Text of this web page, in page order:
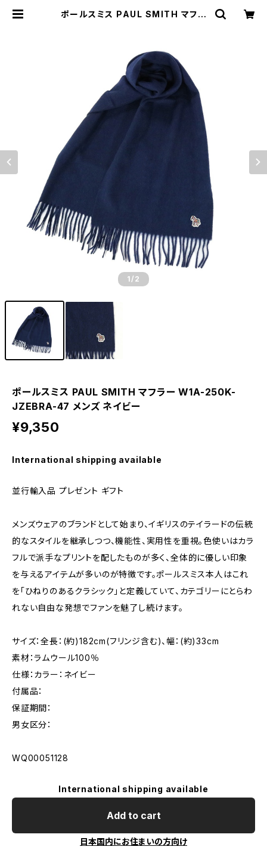
ポールスミス PAUL SMITH マフラ
1 /2
ポールスミス PAUL SMITH マフラー W1A-250K-
JZEBRA-47 メンズ ネイビー
¥9,350
International shipping available
並行輸入品 プレゼント ギフト
メンズウェアのブランドとして始まり、イギリスのテイラードの伝統
的なスタイルを継承しつつ、機能性、実用性を重視。色使いはカラ
フルで派手なプリントを配したものが多く、全体的に優しい印象
を与えるアイテムが多いのが特徴です。ポールスミス本人はこれ
を「ひねりのあるクラシック」と定義していて、カテゴリーにとらわ
れない自由な発想でファンを魅了し続けます。
サイズ：全長：(約)182cm(フリンジ含む)、幅：(約)33cm
素材：ラムウール100％
仕様：カラー：ネイビー
付属品：
保証期間：
男女区分：
WQ00051128
International shipping available
Add to cart
日本国内にお住まいの方向け